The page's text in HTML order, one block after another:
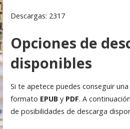
Descargas: 2317
Opciones de
disponibles
Si te apetece puedes conseguir
formato EPUBy PDF. A
de posibilidades de descarga